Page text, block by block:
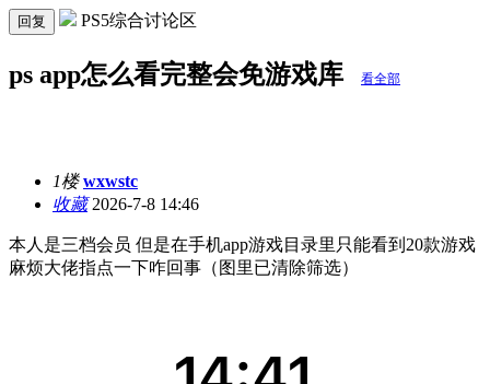
回复 PS5综合讨论区
ps app怎么看完整会免游戏库 看全部
1楼 wxwstc
收藏2026-7-8 14:46
本人是三档会员 但是在手机app游戏目录里只能看到20款游戏
麻烦大佬指点一下咋回事（图里已清除筛选）